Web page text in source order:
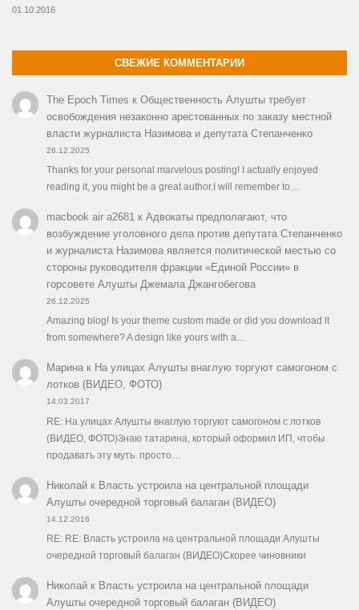
01.10.2016
СВЕЖИЕ КОММЕНТАРИИ
The Epoch Times к Общественность Алушты требует
освобождения незаконно арестованных по заказу местной
власти журналиста Назимова и депутата Степанченко
26.12.2025
Thanks for your personal marvelous posting! I actually enjoyed
reading it, you might be a great author.I will remember to…
macbook air a2681к Адвокаты предполагают, что
возбуждение уголовного дела против депутата Степанченко
и журналиста Назимова является политической местью со
стороны руководителя фракции «Единой России» в
горсовете Алушты Джемала Джангобегова
26.12.2025
Amazing blog! Is your theme custom made or did you download it
from somewhere? A design like yours with a…
Маринак На улицах Алушты внаглую торгуют самогоном с
лотков (ВИДЕО, ФОТО)
14.03.2017
RE: На улицах Алушты внаглую торгуют самогоном с лотков
(ВИДЕО, ФОТО)Знаю татарина, который оформил ИП, чтобы
продавать эту муть. просто…
Николайк Власть устроила на центральной площади
Алушты очередной торговый балаган (ВИДЕО)
14.12.2016
RE: RE: Власть устроила на центральной площади Алушты
очередной торговый балаган (ВИДЕО)Скорее чиновники
Николайк Власть устроила на центральной площади
Алушты очередной торговый балаган (ВИДЕО)